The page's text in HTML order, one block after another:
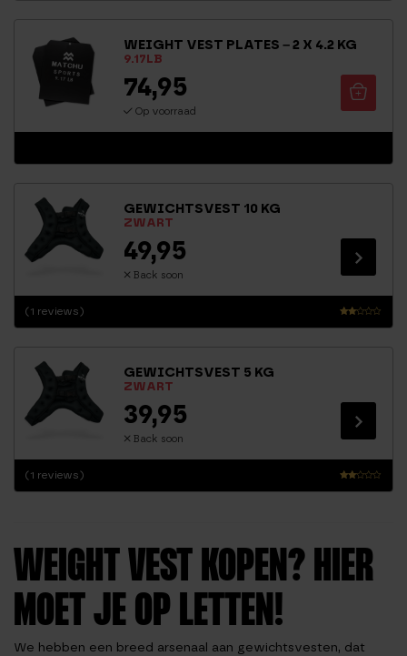
WEIGHT VEST PLATES – 2 X 4.2 KG
9.17LB
74,95
Op voorraad
GEWICHTSVEST 10 KG
ZWART
Waa
(1 reviews)
49,95
Back soon
GEWICHTSVEST 5 KG
ZWART
Waa
0
uit
(1 reviews)
39,95
Back soon
WEIGHT VEST KOPEN? HIER
MOET JE OP LETTEN!
We hebben een breed arsenaal aan gewichtsvesten, dat